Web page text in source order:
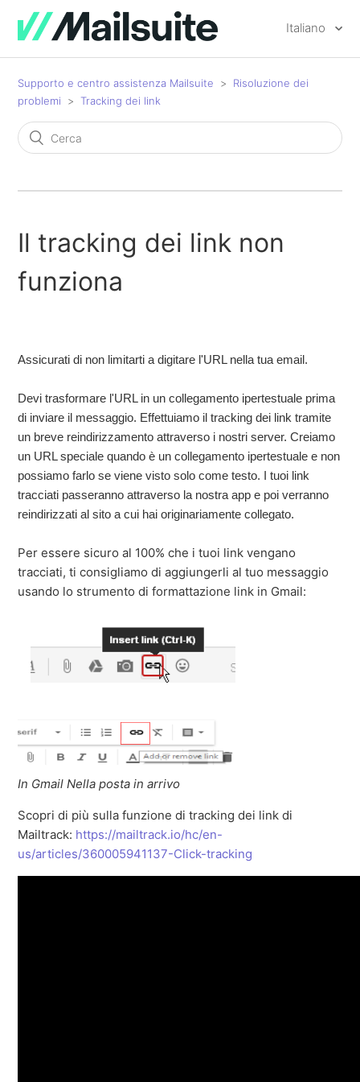
Italiano
Supporto e centro assistenza Mailsuite
Risoluzione dei
problemi
Tracking dei link
Il tracking dei link non
funziona
Assicurati di non limitarti a digitare l'URL nella tua email.
Devi trasformare l'URL in un collegamento ipertestuale prima
di inviare il messaggio. Effettuiamo il tracking dei link tramite
un breve reindirizzamento attraverso i nostri server. Creiamo
un URL speciale quando è un collegamento ipertestuale e non
possiamo farlo se viene visto solo come testo. I tuoi link
tracciati passeranno attraverso la nostra app e poi verranno
reindirizzati al sito a cui hai originariamente collegato.
Per essere sicuro al 100% che i tuoi link vengano
tracciati, ti consigliamo di aggiungerli al tuo messaggio
usando lo strumento di formattazione link in Gmail:
In Gmail Nella posta in arrivo
Scopri di più sulla funzione di tracking dei link di
Mailtrack: https://mailtrack.io/hc/en-
us/articles/360005941137-Click-tracking